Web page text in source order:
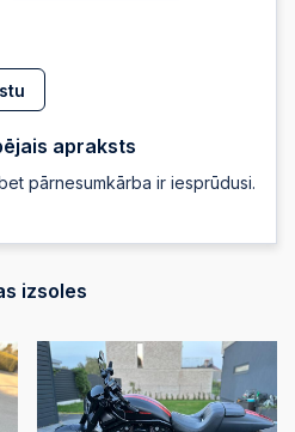
apraksts
pārnesumkārba ir iesprūdusi.
izsoles